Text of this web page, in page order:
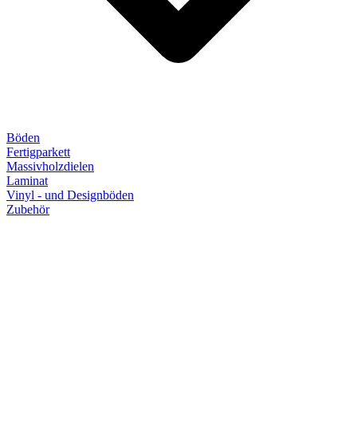
Böden
Fertigparkett
Massivholzdielen
Laminat
Vinyl - und Designböden
Zubehör